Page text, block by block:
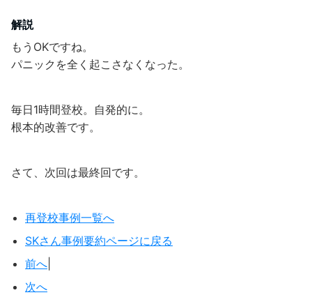
解説
もうOKですね。
パニックを全く起こさなくなった。
毎日1時間登校。自発的に。
根本的改善です。
さて、次回は最終回です。
再登校事例一覧へ
SKさん事例要約ページに戻る
前へ
次へ